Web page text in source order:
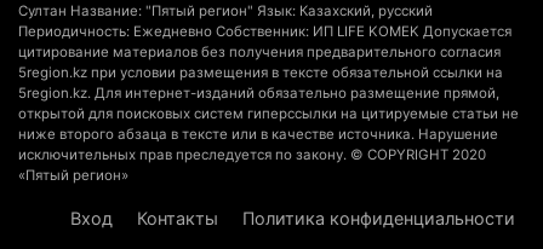
В районной больнице села Каргалы назначен
новый директор
2 августа 2026 г. 17:34 212
Аким области раскритиковал благоустройство
парка в Шелеке: за два с половиной месяца
ничего не изменилось
Султан Название: "Пятый регион" Язык: Казахский, русский
Периодичность: Ежедневно Собственник: ИП LIFE KOMEK Допускается
цитирование материалов без получения предварительного согласия
5region.kz при условии размещения в тексте обязательной ссылки на
5region.kz. Для интернет-изданий обязательно размещение прямой,
открытой для поисковых систем гиперссылки на цитируемые статьи не
ниже второго абзаца в тексте или в качестве источника. Нарушение
исключительных прав преследуется по закону. © COPYRIGHT 2020
«Пятый регион»
Вход Контакты Политика конфиденциальности